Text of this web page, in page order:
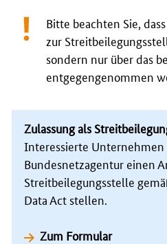
Bitte beachten Sie,
zur
sondern nur über das
entgegengenommen
Zulassung als
Interessierte
Bundesnetzagentur einen
Streitbeilegungsstelle
Data Act stellen.
Zum Formular